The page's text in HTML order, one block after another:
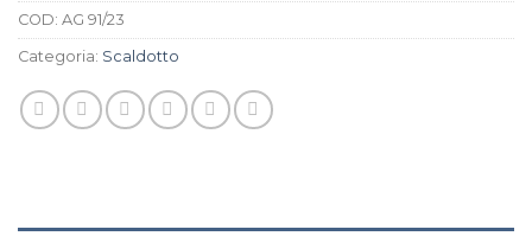
COD: AG 91/23
Categoria: Scaldotto